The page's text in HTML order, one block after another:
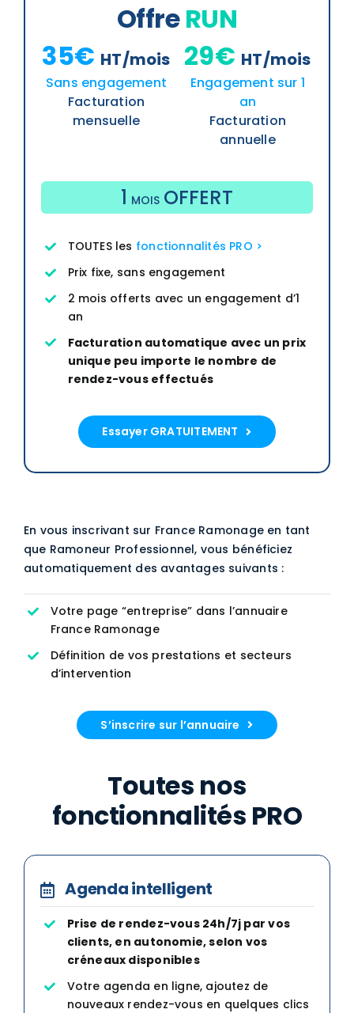
OffreRUN
35€ HT/mois
Sans engagement
Facturation
mensuelle
29€ HT/mois
Engagement sur 1
an
Facturation
annuelle
1 MOIS OFFERT
TOUTES les fonctionnalités PRO >
Prix fixe, sans engagement
2 mois offerts avec un engagement d’1
an
Facturation automatique avec un prix
unique peu importe le nombre de
rendez-vous effectués
Essayer GRATUITEMENT
En vous inscrivant sur France Ramonage en tant
que Ramoneur Professionnel, vous bénéficiez
automatiquement des avantages suivants :
Votre page “entreprise” dans l’annuaire
France Ramonage
Définition de vos prestations et secteurs
d’intervention
S’inscrire sur l’annuaire
Toutes nos
fonctionnalités PRO
Agenda intelligent
Prise de rendez-vous 24h/7j par vos
clients, en autonomie, selon vos
créneaux disponibles
Votre agenda en ligne, ajoutez de
nouveaux rendez-vous en quelques clics